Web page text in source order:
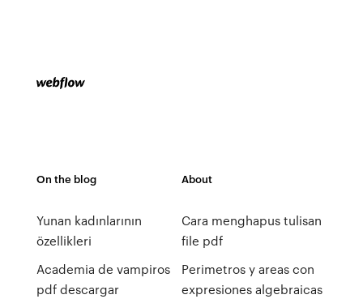
On the blog
Yunan kadınlarının
özellikleri
Academia de vampiros
pdf descargar
About
Cara menghapus tulisan
file pdf
Perimetros y areas con
expresiones algebraicas